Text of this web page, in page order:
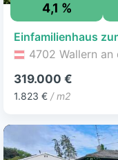
4,1 %
4702 Wallern
319.000 €
1.823 € / m2